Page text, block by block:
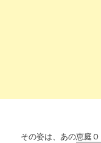
その姿は、あの恵庭